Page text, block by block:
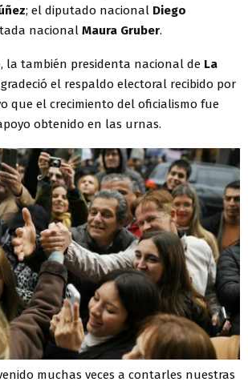
; el diputado nacional Diego
nacional Maura Gruber.
la también presidenta nacional de La
el respaldo electoral recibido por
que el crecimiento del oficialismo fue
obtenido en las urnas.
muchas veces a contarles nuestras